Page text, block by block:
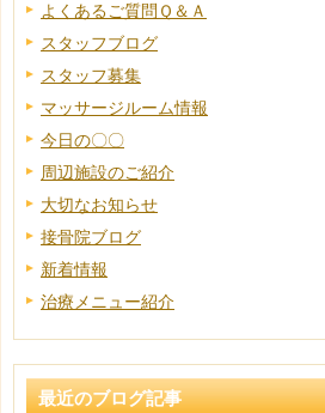
よくあるご質問Ｑ＆Ａ
スタッフブログ
スタッフ募集
マッサージルーム情報
今日の〇〇
周辺施設のご紹介
大切なお知らせ
接骨院ブログ
新着情報
治療メニュー紹介
最近のブログ記事